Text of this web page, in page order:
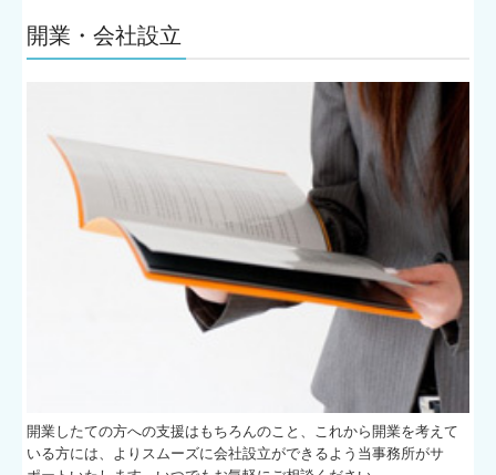
開業・会社設立
開業したての方への支援はもちろんのこと、これから開業を考えて
いる方には、よりスムーズに会社設立ができるよう当事務所がサ